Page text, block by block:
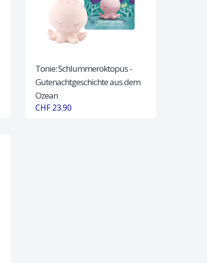
Tonie: Schlummeroktopus -
Gutenachtgeschichte aus dem
Ozean
CHF 23.90